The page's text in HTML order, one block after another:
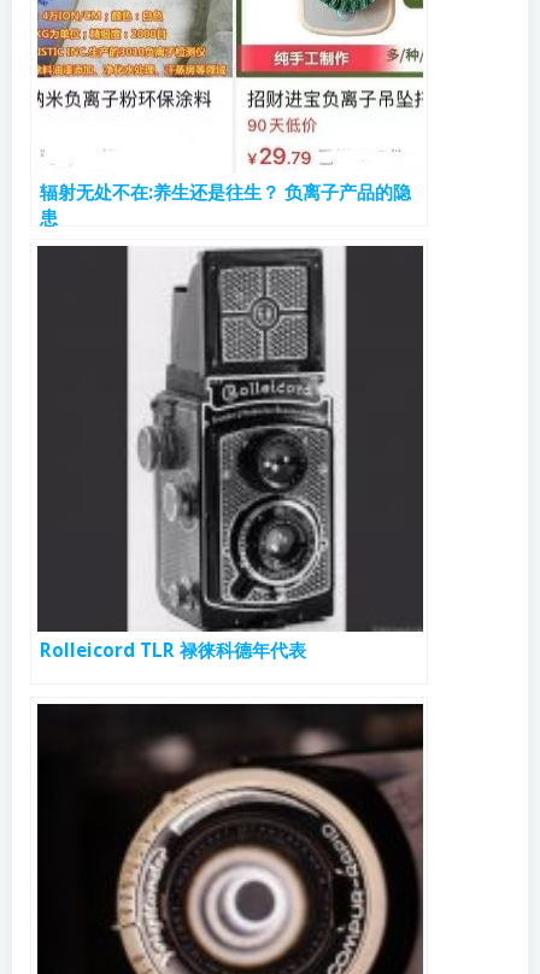
辐射无处不在:养生还是往生？ 负离子产品的隐
患
Rolleicord TLR 禄徕科德年代表